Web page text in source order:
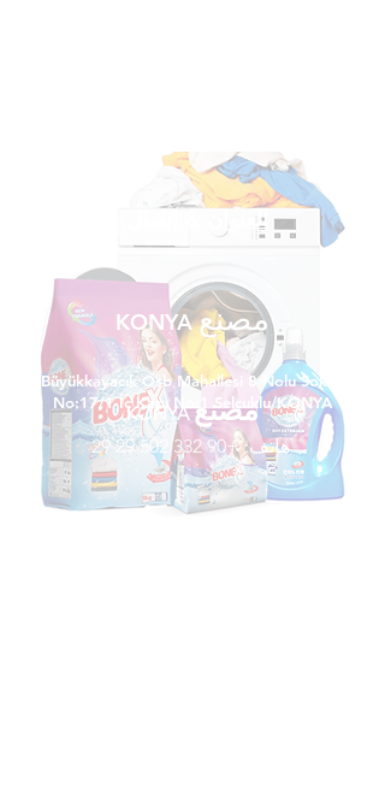
العنوان & اتصال
KONYAمصنع
Büyükkayacık Osb Mahallesi 8 Nolu Sokak
No:17/1 İç Kapı No:1 Selçuklu/KONYA
KONYAمصنع
هاتف:+90 332 502 29 29